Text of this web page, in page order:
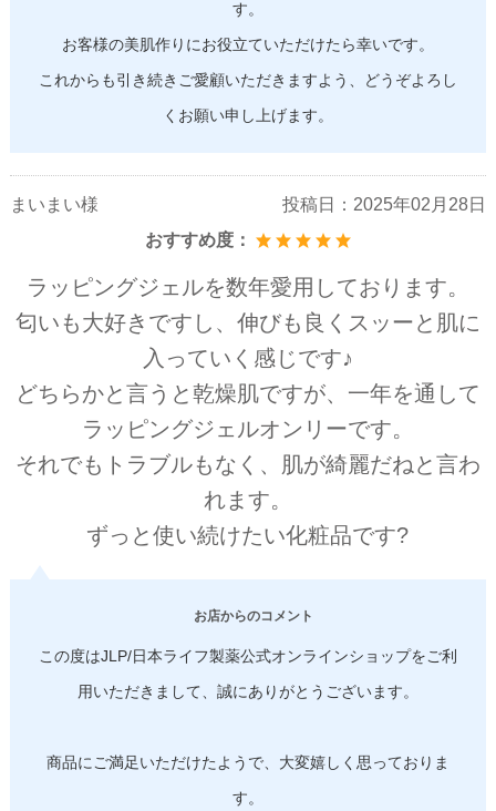
す。
お客様の美肌作りにお役立ていただけたら幸いです。
これからも引き続きご愛顧いただきますよう、どうぞよろし
くお願い申し上げます。
まいまい様 投稿日： 2025年02月28日
おすすめ度：
ラッピングジェルを数年愛用しております。
匂いも大好きですし、伸びも良くスッーと肌に
入っていく感じです♪
どちらかと言うと乾燥肌ですが、一年を通して
ラッピングジェルオンリーです。
それでもトラブルもなく、肌が綺麗だねと言わ
れます。
ずっと使い続けたい化粧品です?
お店からのコメント
この度はJLP/日本ライフ製薬公式オンラインショップをご利
用いただきまして、誠にありがとうございます。
商品にご満足いただけたようで、大変嬉しく思っておりま
す。